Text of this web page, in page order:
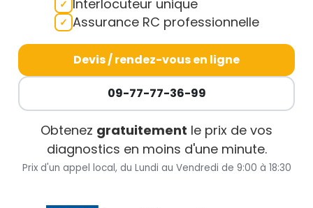
Interlocuteur unique
Assurance RC professionnelle
Devis / rendez-vous en ligne
09-77-77-36-99
Obtenez gratuitement le prix de vos
diagnostics en moins d'une minute.
Prix d'un appel local, du Lundi au Vendredi de 9:00 à 18:30